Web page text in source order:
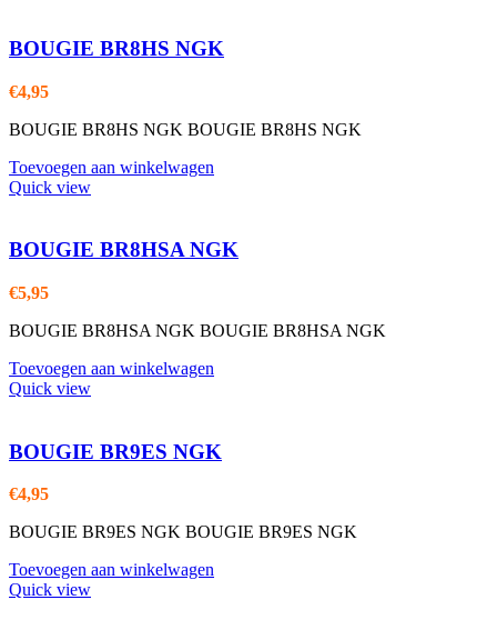
BOUGIE BR8HS NGK
€4,95
BOUGIE BR8HS NGK BOUGIE BR8HS NGK
Toevoegen aan winkelwagen
Quick view
BOUGIE BR8HSA NGK
€5,95
BOUGIE BR8HSA NGK BOUGIE BR8HSA NGK
Toevoegen aan winkelwagen
Quick view
BOUGIE BR9ES NGK
€4,95
BOUGIE BR9ES NGK BOUGIE BR9ES NGK
Toevoegen aan winkelwagen
Quick view